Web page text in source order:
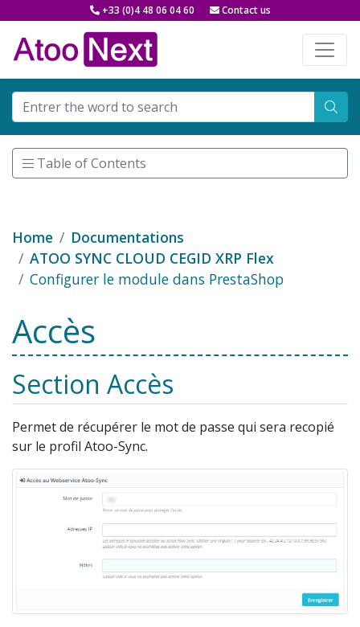
+33 (0)4 48 06 04 60 Contact us
Table of Contents
Home
Documentations
ATOO SYNC CLOUD CEGID XRP Flex
Configurer le module dans PrestaShop
Accès
Section Accès
Permet de récupérer le mot de passe qui sera recopié
sur le profil Atoo-Sync.